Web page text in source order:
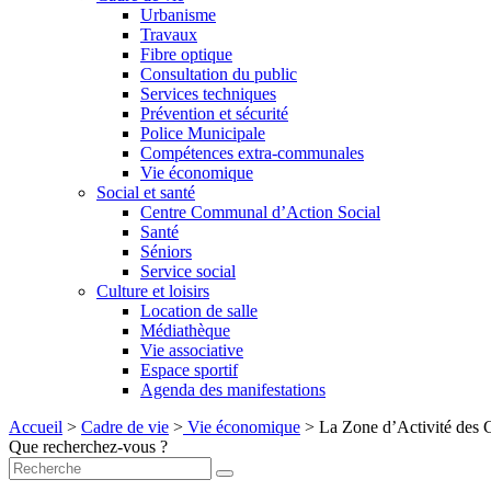
Urbanisme
Travaux
Fibre optique
Consultation du public
Services techniques
Prévention et sécurité
Police Municipale
Compétences extra-communales
Vie économique
Social et santé
Centre Communal d’Action Social
Santé
Séniors
Service social
Culture et loisirs
Location de salle
Médiathèque
Vie associative
Espace sportif
Agenda des manifestations
Accueil > Cadre de vie > Vie économique > La Zone d’Activité des
Que recherchez-vous ?